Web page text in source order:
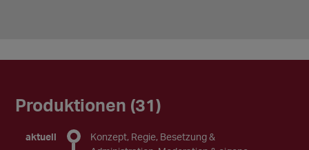
Produktionen (31)
aktuell
Konzept, Regie, Besetzung &